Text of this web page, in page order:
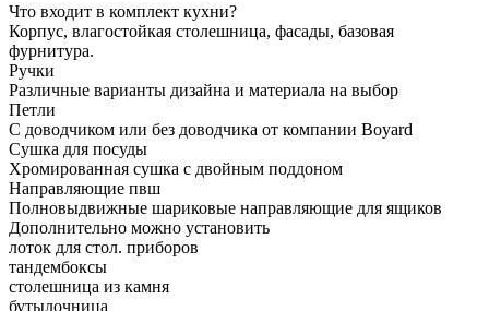
Что входит в комплект кухни?
Корпус, влагостойкая столешница, фасады, базовая
фурнитура.
Ручки
Различные варианты дизайна и материала на выбор
Петли
С доводчиком или без доводчика от компании Boyard
Сушка для посуды
Хромированная сушка с двойным поддоном
Направляющие пвш
Полновыдвижные шариковые направляющие для ящиков
Дополнительно можно установить
лоток для стол. приборов
тандембоксы
столешница из камня
бутылочница